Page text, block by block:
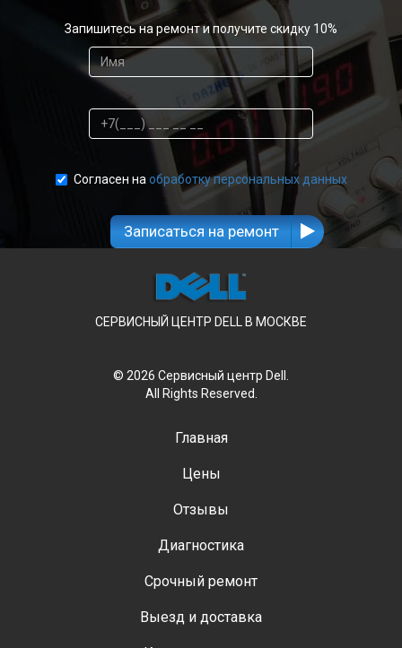
Запишитесь на ремонт и получите скидку 10%
Согласен на обработку персональных данных
Записаться на ремонт
СЕРВИСНЫЙ ЦЕНТР DELL В МОСКВЕ
© 2026 Сервисный центр Dell.
All Rights Reserved.
Главная
Цены
Отзывы
Диагностика
Срочный ремонт
Выезд и доставка